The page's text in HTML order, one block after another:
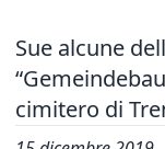
Sue alcune
cimitero di